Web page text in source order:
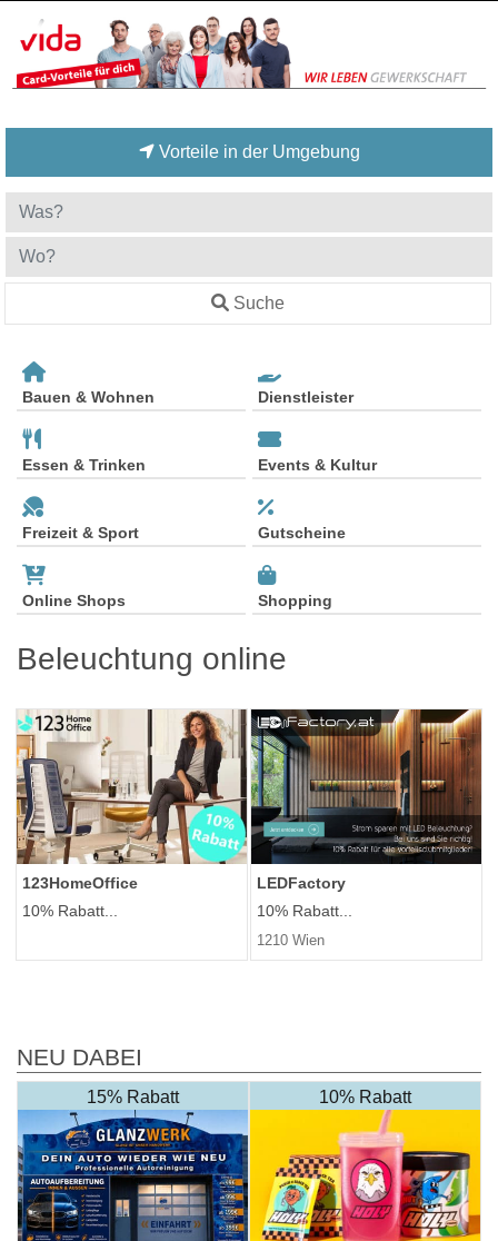
Vorteile in der Umgebung
Suche
Bauen & Wohnen Dienstleister
Essen & Trinken Events & Kultur
Freizeit & Sport Gutscheine
Online Shops Shopping
Beleuchtung online
123HomeOffice
10% Rabatt...
LEDFactory
10% Rabatt...
1210 Wien
NEU DABEI
15% Rabatt 10% Rabatt